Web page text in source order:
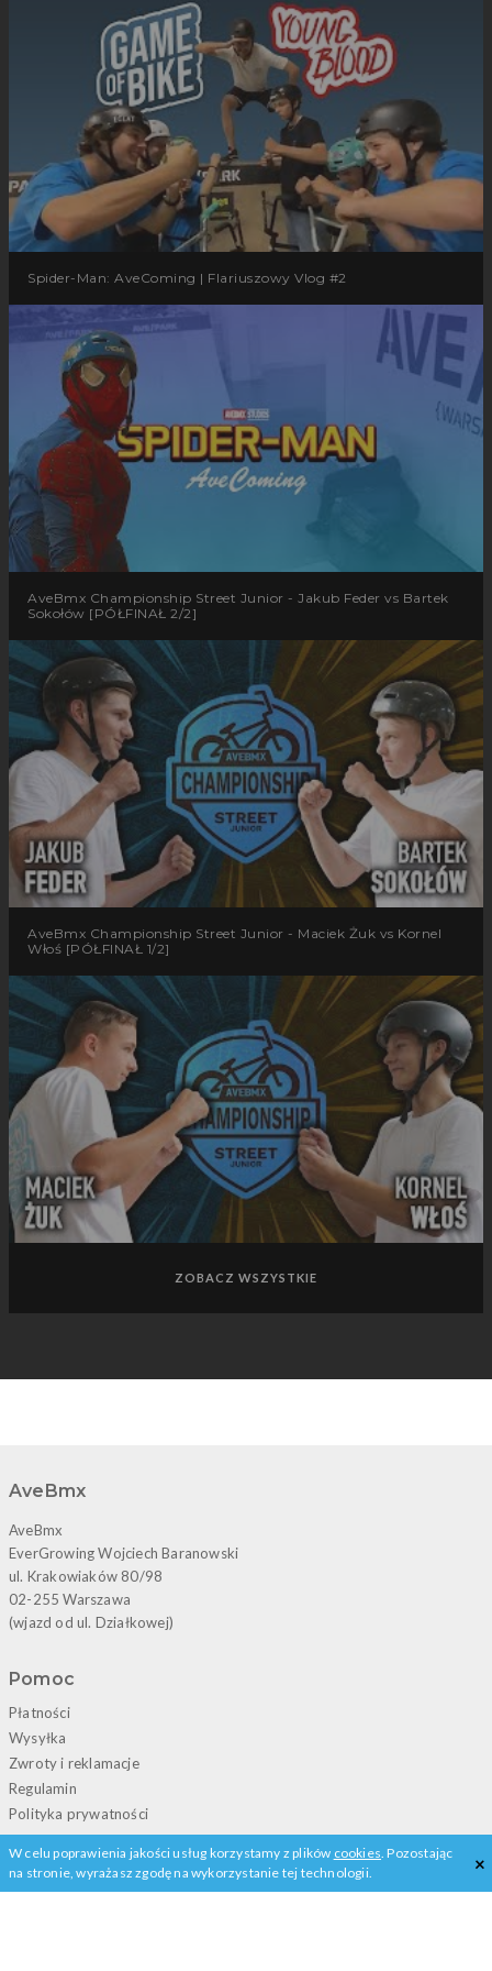
W celu poprawienia jakości usług korzystamy z plików cookies. Pozostając
na stronie, wyrażasz zgodę na wykorzystanie tej technologii.
×
Spider-Man: AveComing | Flariuszowy Vlog #2
AveBmx Championship Street Junior - Jakub Feder vs Bartek
Sokołów [PÓŁFINAŁ 2/2]
AveBmx Championship Street Junior - Maciek Żuk vs Kornel
Włoś [PÓŁFINAŁ 1/2]
ZOBACZ WSZYSTKIE
AveBmx
AveBmx
EverGrowing Wojciech Baranowski
ul. Krakowiaków 80/98
02-255 Warszawa
(wjazd od ul. Działkowej)
Pomoc
Płatności
Wysyłka
Zwroty i reklamacje
Regulamin
Polityka prywatności
Kontakt